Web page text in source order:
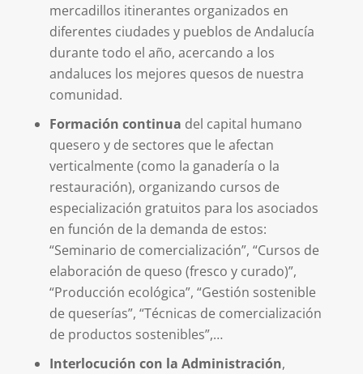
mercadillos itinerantes organizados en
diferentes ciudades y pueblos de Andalucía
durante todo el año, acercando a los
andaluces los mejores quesos de nuestra
comunidad.
Formación continua del capital humano
quesero y de sectores que le afectan
verticalmente (como la ganadería o la
restauración), organizando cursos de
especialización gratuitos para los asociados
en función de la demanda de estos:
“Seminario de comercialización”, “Cursos de
elaboración de queso (fresco y curado)”,
“Producción ecológica”, “Gestión sostenible
de queserías”, “Técnicas de comercialización
de productos sostenibles”,…
Interlocución con la Administración,